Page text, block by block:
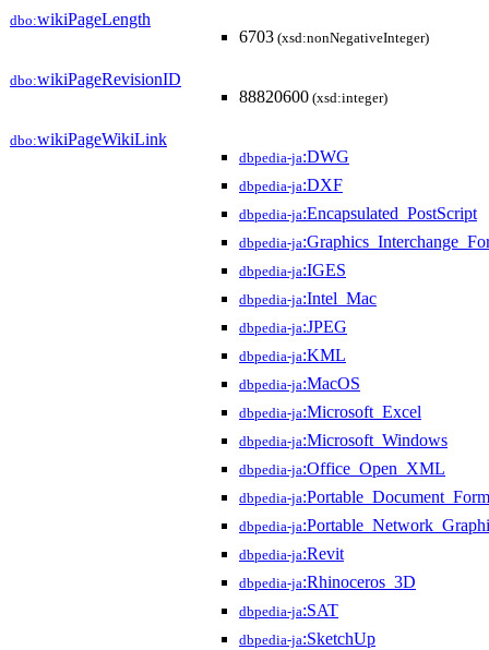
dbo:wikiPageLength
6703 (xsd:nonNegativeInteger)
dbo:wikiPageRevisionID
88820600 (xsd:integer)
dbo:wikiPageWikiLink
dbpedia-ja:DWG
dbpedia-ja:DXF
dbpedia-ja:Encapsulated_PostScript
dbpedia-ja
dbpedia-ja:IGES
dbpedia-ja:Intel_Mac
dbpedia-ja:JPEG
dbpedia-ja:KML
dbpedia-ja:MacOS
dbpedia-ja:Microsoft_Excel
dbpedia-ja:Microsoft_Windows
dbpedia-ja:Office_Open_XML
dbpedia-ja
dbpedia-ja
dbpedia-ja:Revit
dbpedia-ja:Rhinoceros_3D
dbpedia-ja:SAT
dbpedia-ja:SketchUp